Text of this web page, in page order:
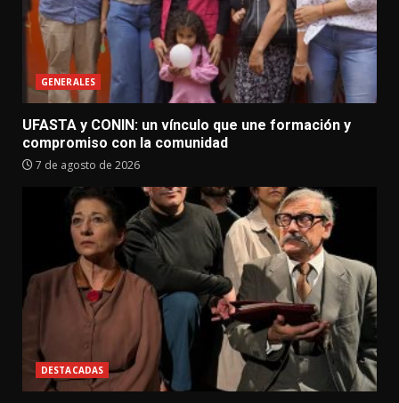
GENERALES
UFASTA y CONIN: un vínculo que une formación y
compromiso con la comunidad
7 de agosto de 2026
DESTACADAS